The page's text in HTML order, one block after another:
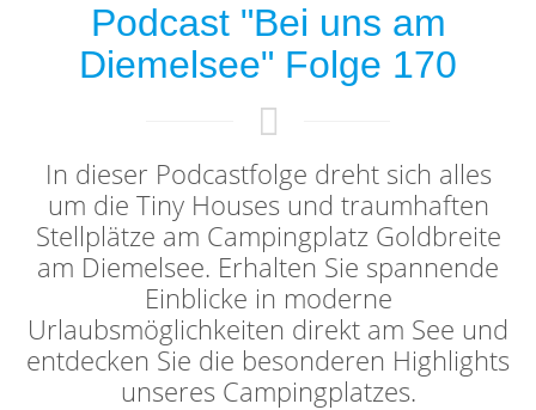
Podcast "Bei uns am
Diemelsee" Folge 170
In dieser Podcastfolge dreht sich alles
um die Tiny Houses und traumhaften
Stellplätze am Campingplatz Goldbreite
am Diemelsee. Erhalten Sie spannende
Einblicke in moderne
Urlaubsmöglichkeiten direkt am See und
entdecken Sie die besonderen Highlights
unseres Campingplatzes.